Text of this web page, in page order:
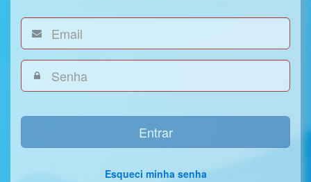
Entrar
Esqueci minha senha